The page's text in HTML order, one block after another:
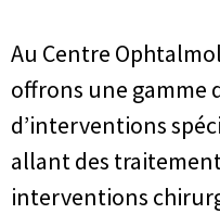
Au Centre
offrons une gamme
d’interventions
allant des
interventions